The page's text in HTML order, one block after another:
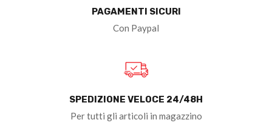
PAGAMENTI SICURI
Con Paypal
SPEDIZIONE VELOCE 24/48H
Per tutti gli articoli in magazzino